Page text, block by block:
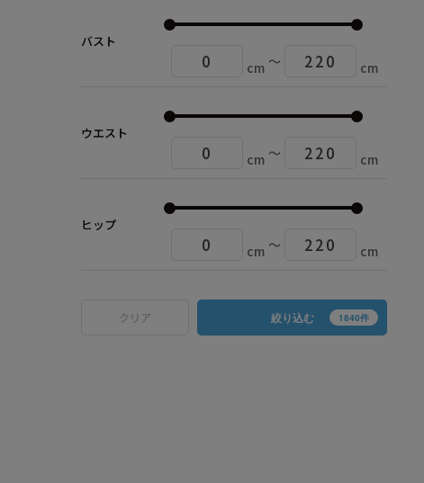
バスト
cm 〜 cm
ウエスト
cm 〜 cm
ヒップ
cm 〜 cm
クリア 絞り込む 1840件